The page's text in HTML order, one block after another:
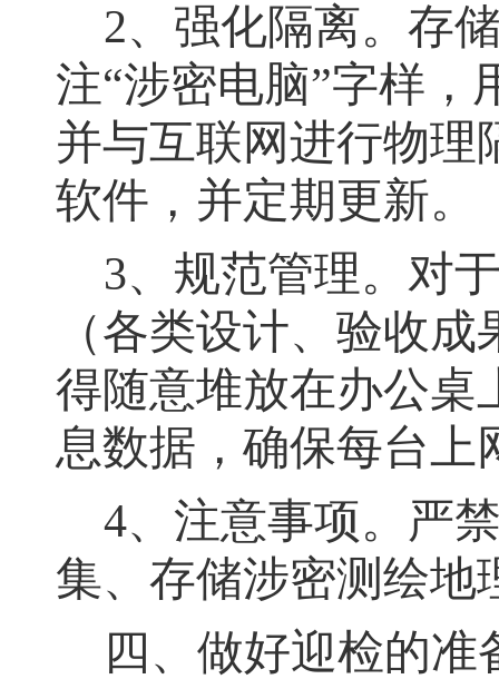
2、强化隔离。 存
注“涉密电脑”字样 ，
并与互联网进行物理
软件，并定期更新。
3、规范管理。 对
（各类设计、验收
得随意堆放在办公桌
息数据，确保每台上
4、注意事项。 严
集、存储涉密测绘地
四、做好迎检的准